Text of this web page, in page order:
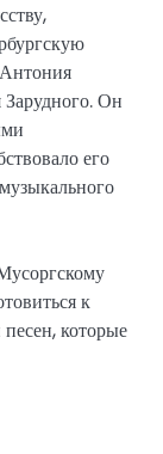
Он
его
к
которые